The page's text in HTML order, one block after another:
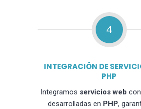
4
INTEGRACIÓN DE
PHP
Integramos servicios web
desarrolladas en PHP,